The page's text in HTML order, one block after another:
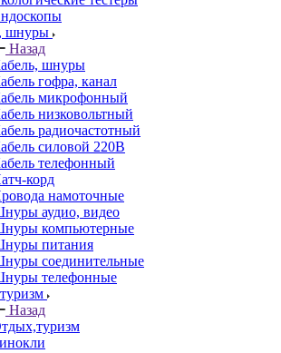
шнуры
Назад
шнуры
гофра, канал
микрофонный
низковольтный
радиочастотный
силовой 220В
телефонный
корд
намоточные
аудио, видео
компьютерные
питания
соединительные
телефонные
Назад